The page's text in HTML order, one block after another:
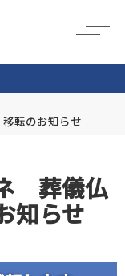
転のお知らせ
葬儀仏
知らせ